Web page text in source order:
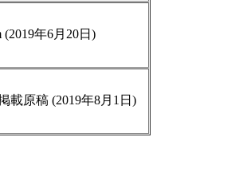
年6月20日)
載原稿 (2019年8月1日)